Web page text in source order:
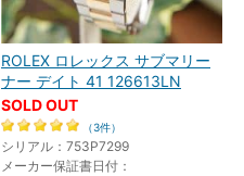
ROLEX ロレックス サブマリー
ナー デイト 41 126613LN
SOLD OUT
（3件）
シリアル：753P7299
メーカー保証書日付：